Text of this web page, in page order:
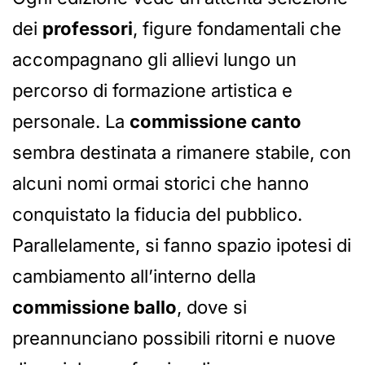
dei professori, figure fondamentali che
accompagnano gli allievi lungo un
percorso di formazione artistica e
personale. La commissione canto
sembra destinata a rimanere stabile, con
alcuni nomi ormai storici che hanno
conquistato la fiducia del pubblico.
Parallelamente, si fanno spazio ipotesi di
cambiamento all’interno della
commissione ballo, dove si
preannunciano possibili ritorni e nuove